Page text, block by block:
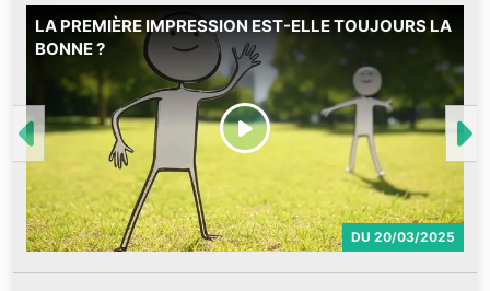
LA PREMIÈRE IMPRESSION EST-ELLE TOUJOURS LA
BONNE ?
DU 20/03/2025